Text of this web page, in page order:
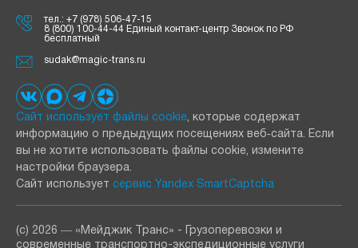
тел.: +7 (978) 506-47-15
8 (800) 100-44-44 Единый контакт-центр Звонок по РФ
бесплатный
sudak@magic-trans.ru
Сайт использует файлы cookie, которые содержат
информацию о предыдущих посещениях веб‑сайта. Если
вы не хотите использовать файлы cookie, измените
настройки браузера.
Сайт использует сервис Yandex SmartCaptcha
(с) 2026 ― «Мейджик Транс» - Грузоперевозки и
современные транспортно-экспедиционные услуги